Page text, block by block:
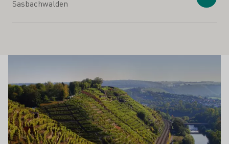
Sasbachwalden